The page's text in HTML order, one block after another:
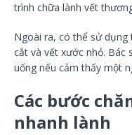
trình chữa lành vết
Ngoài ra, có thể sử dụng
cắt và vết xước nhỏ. Bác
uống nếu cảm thấy một
Các bước
nhanh lành